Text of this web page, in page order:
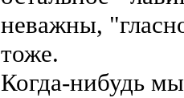
неважны,
тоже.
Когда-нибудь